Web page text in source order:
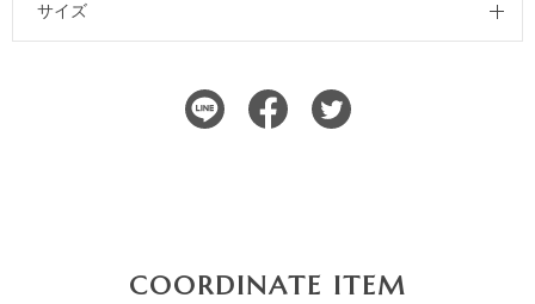
サイズ
COORDINATE ITEM